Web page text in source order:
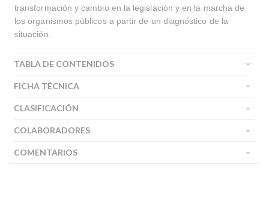
transformación y cambio en la legislación y en la marcha de
los organismos públicos a partir de un diagnóstico de la
situación.
TABLA DE CONTENIDOS
FICHA TÉCNICA
CLASIFICACIÓN
COLABORADORES
COMENTARIOS